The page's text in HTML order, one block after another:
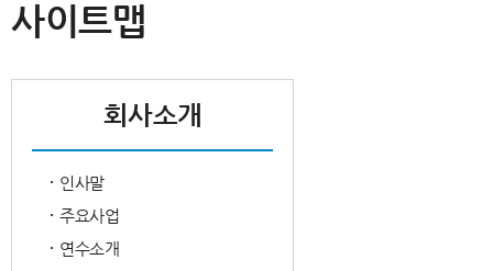
사이트맵
회사소개
인사말
주요사업
연수소개